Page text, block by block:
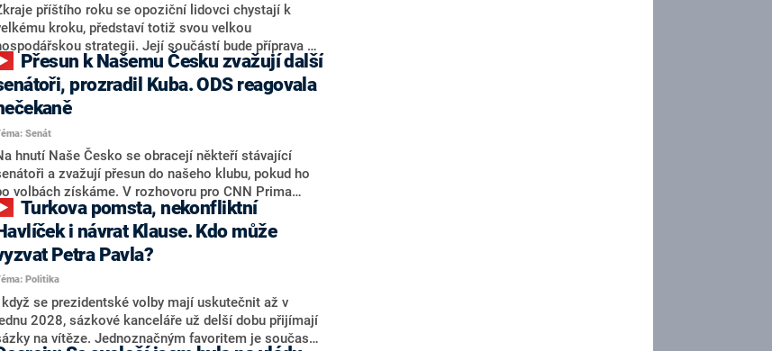
příštího roku se opoziční lidovci chystají k
kroku, představí totiž svou velkou
strategii. Její součástí bude příprava na
stárnutí populace, řekl ve středu na setkání s novináři
předseda lidovců Jan Grolich. Ten zároveň v
senátních volbách kandiduje ve Vyškově. Popsal i
opozice, o níž vládní strany nebo političtí
mluví jako o slabé a v defenzivě. „Je to
práce upozorňovat na chyby vlády. Ministři s
navíc nechodí do debat. Chceme ale ukazovat
témata,“ odpověděl Grolich na dotaz CNN Prima
NEWS.
prozradil Kuba. ODS reagovala
Senát
hnutí Naše Česko se obracejí někteří stávající
a zvažují přesun do našeho klubu, pokud ho
volbách získáme. V rozhovoru pro CNN Prima
NEWS to řekl zakladatel hnutí a jihočeský hejtman
Kuba. Konkrétní nebyl, ale získat by takto mohl
například senátora Zdeňka Hrabu, který je dnes
klubu ODS a TOP 09. Hraba to na dotaz
nevyloučil. Předseda klubu senátorů ODS
Nytra redakci řekl, že počítá s odchodem
senátorů z klubu a že Naše Česko není
ale soupeř.
i návrat Klause. Kdo může
Petra Pavla?
Politika
když se prezidentské volby mají uskutečnit až v
2028, sázkové kanceláře už delší dobu přijímají
na vítěze. Jednoznačným favoritem je současná